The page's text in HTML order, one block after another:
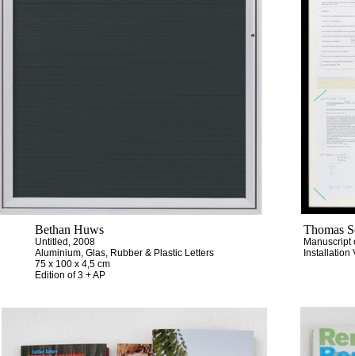
Bethan Huws
Untitled, 2008
Aluminium, Glas, Rubber & Plastic Letters
75 x 100 x 4,5 cm
Edition of 3 + AP
Thomas
Manuscript
Installation